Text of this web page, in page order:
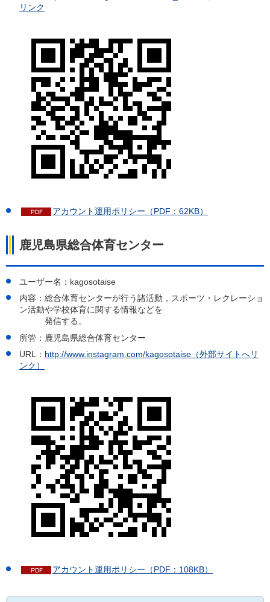
リンク
アカウント運用ポリシー（PDF：62KB）
鹿児島県総合体育センター
ユーザー名：kagosotaise
内容：総合体育センターが行う諸活動，スポーツ・レクレーショ
ン活動や学校体育に関する情報などを
発信する。
所管：鹿児島県総合体育センター
URL： http://www.instagram.com/kagosotaise（外部サイトへリ
ンク）
アカウント運用ポリシー（PDF：108KB）